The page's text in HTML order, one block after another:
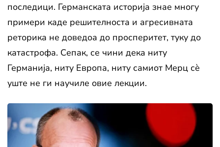
последици. Германската историја знае многу
примери каде решителноста и агресивната
реторика не доведоа до просперитет, туку до
катастрофа. Сепак, се чини дека ниту
Германија, ниту Европа, ниту самиот Мерц сè
уште не ги научиле овие лекции.